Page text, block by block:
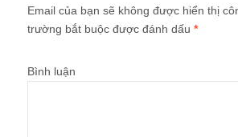
Email của bạn sẽ không được hiển thị
trường bắt buộc được đánh dấu *
Bình luận